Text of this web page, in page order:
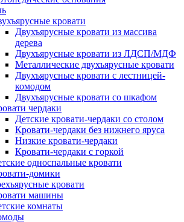
кровати
Двухъярусные кровати из массива
дерева
Двухъярусные кровати из ЛДСП/МДФ
Металлические двухъярусные кровати
Двухъярусные кровати с лестницей-
комодом
Двухъярусные кровати со шкафом
чердаки
Детские кровати-чердаки со столом
Кровати-чердаки без нижнего яруса
Низкие кровати-чердаки
Кровати-чердаки с горкой
односпальные кровати
домики
кровати
машины
комнаты